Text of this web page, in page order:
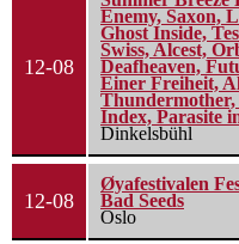
12-08
Enemy, Saxon,
Ghost Inside,
Swiss, Alcest,
Deafheaven,
Einer Freiheit,
Index, Parasite
Dinkelsbühl
12-08
Øyafestivalen
Bad Seeds
Oslo